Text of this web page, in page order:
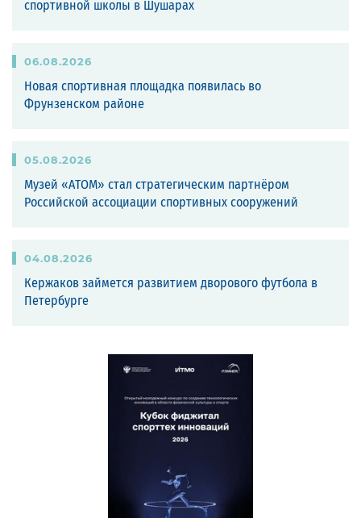
спортивной школы в Шушарах
06.08.2026
Новая спортивная площадка появилась во
Фрунзенском районе
05.08.2026
Музей «АТОМ» стал стратегическим партнёром
Российской ассоциации спортивных сооружений
04.08.2026
Кержаков займется развитием дворового футбола в
Петербурге